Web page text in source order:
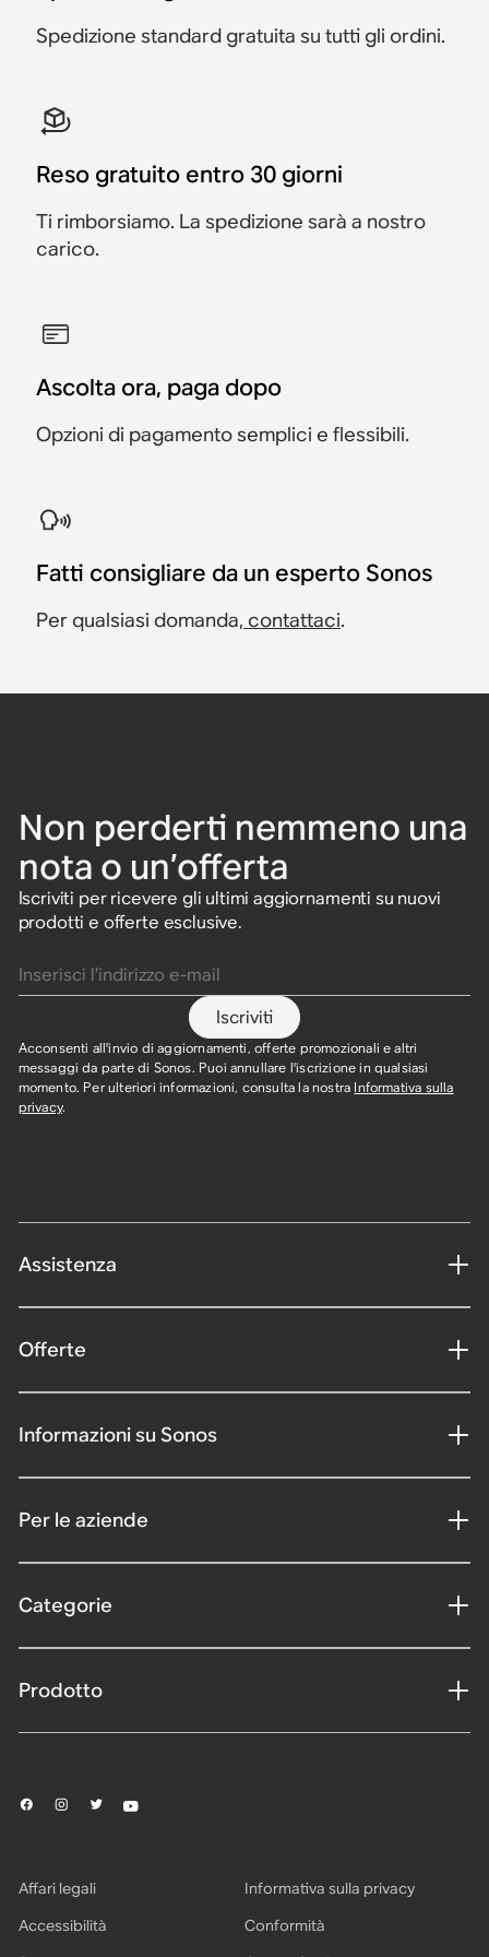
Spedizione standard gratuita su tutti gli ordini.
Reso gratuito entro 30 giorni
Ti rimborsiamo. La spedizione sarà a nostro
carico.
Ascolta ora, paga dopo
Opzioni di pagamento semplici e flessibili.
Fatti consigliare da un esperto Sonos
Per qualsiasi domanda, contattaci.
Non perderti nemmeno una
nota o un’offerta
Iscriviti per ricevere gli ultimi aggiornamenti su nuovi
prodotti e offerte esclusive.
Iscriviti
Acconsenti all'invio di aggiornamenti, offerte promozionali e altri
messaggi da parte di Sonos. Puoi annullare l'iscrizione in qualsiasi
momento. Per ulteriori informazioni, consulta la nostra Informativa sulla
privacy.
Assistenza
Offerte
Informazioni su Sonos
Per le aziende
Categorie
Prodotto
Affari legali
Informativa sulla privacy
Accessibilità
Conformità